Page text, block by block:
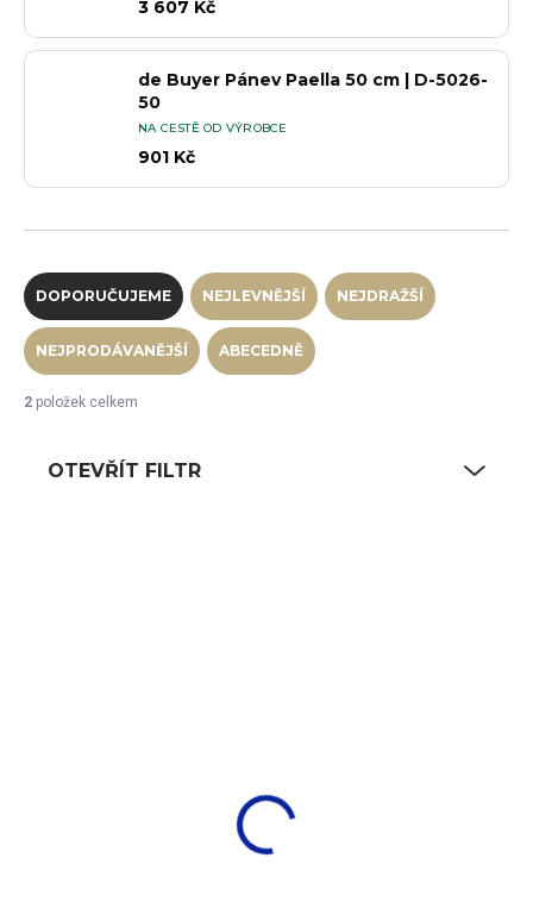
3 607 Kč
de Buyer Pánev Paella 50 cm | D-5026-
50
NA CESTĚ OD VÝROBCE
901 Kč
Řazení produktů
DOPORUČUJEME NEJLEVNĚJŠÍ NEJDRAŽŠÍ
NEJPRODÁVANĚJŠÍ ABECEDNĚ
2 položek celkem
OTEVŘÍT FILTR